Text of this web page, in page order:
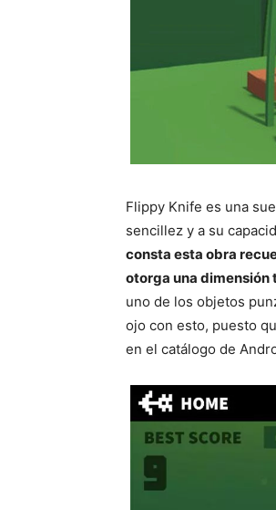
Flippy Knife es una
sencillez y a su
consta esta obra
otorga una dimensión
uno de los objetos
ojo con esto, puesto
en el catálogo de